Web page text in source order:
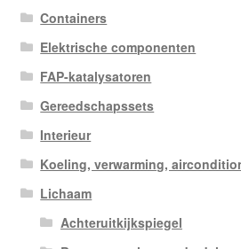
Containers
Elektrische componenten
FAP-katalysatoren
Gereedschapssets
Interieur
Koeling, verwarming,
Lichaam
Achteruitkijkspiegel